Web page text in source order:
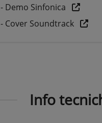
- Demo Sinfonica
- Cover Soundtrack
Info